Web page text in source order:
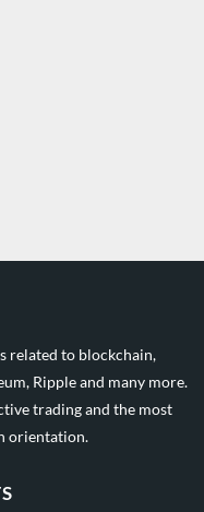
related to blockchain,
Ripple and many more.
trading and the most
orientation.